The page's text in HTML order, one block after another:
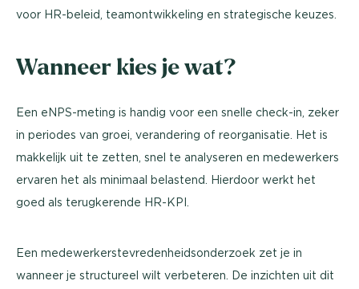
voor HR-beleid, teamontwikkeling en strategische keuzes.
Wanneer kies je wat?
Een eNPS-meting is handig voor een snelle check-in, zeker
in periodes van groei, verandering of reorganisatie. Het is
makkelijk uit te zetten, snel te analyseren en medewerkers
ervaren het als minimaal belastend. Hierdoor werkt het
goed als terugkerende HR-KPI.
Een medewerkerstevredenheidsonderzoek zet je in
wanneer je structureel wilt verbeteren. De inzichten uit dit